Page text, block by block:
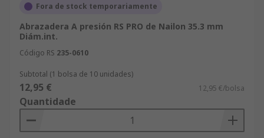
Fora de stock temporariamente
Abrazadera A presión RS PRO de Nailon 35.3 mm
Diám.int.
Código RS 235-0610
Subtotal (1 bolsa de 10 unidades)
12,95 € 12,95 €/bolsa
Quantidade